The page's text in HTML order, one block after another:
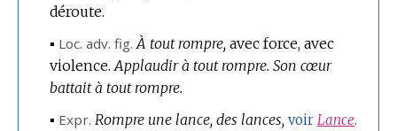
déroute.
▪ Loc. adv. fig. À tout rompre, avec force, avec
violence. Applaudir à tout rompre. Son cœur
battait à tout rompre.
▪ Expr. Rompre une lance, des lances, voir Lance.